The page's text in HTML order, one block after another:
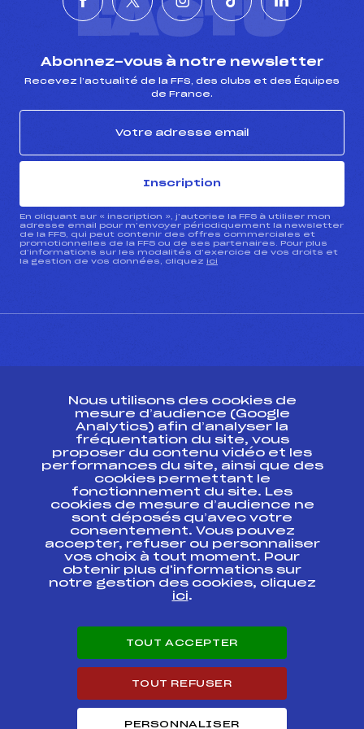
L'ACTU
Abonnez-vous à notre newsletter
Recevez l’actualité de la FFS, des clubs et des Équipes
de France.
Inscription
En cliquant sur « inscription », j’autorise la FFS à utiliser mon
adresse email pour m’envoyer périodiquement la newsletter
de la FFS, qui peut contenir des offres commerciales et
promotionnelles de la FFS ou de ses partenaires. Pour plus
d’informations sur les modalités d’exercice de vos droits et
la gestion de vos données, cliquez ici
Ressources
Pass’Neige
Projet sportif fédéral
Projet de performance fédéral
Antidopage
Pôle Développement, Formation, Suivi
Scientifique
Listes ministérielles
Pôle vie de l’athlète
Enseignement professionnel
Carrières
Nous utilisons des cookies de
mesure d’audience (Google
Analytics) afin d’analyser la
fréquentation du site, vous
proposer du contenu vidéo et les
performances du site, ainsi que des
cookies permettant le
fonctionnement du site. Les
cookies de mesure d’audience ne
sont déposés qu’avec votre
consentement. Vous pouvez
accepter, refuser ou personnaliser
vos choix à tout moment. Pour
obtenir plus d'informations sur
notre gestion des cookies, cliquez
ici.
TOUT ACCEPTER
TOUT REFUSER
PERSONNALISER